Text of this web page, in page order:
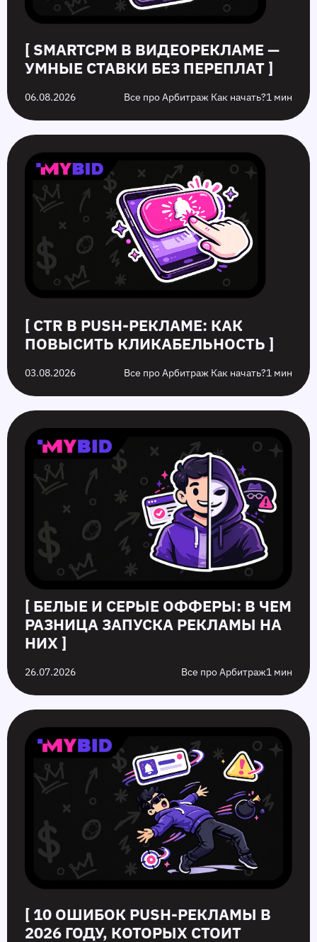
[ SMARTCPM В ВИДЕОРЕКЛАМЕ —
УМНЫЕ СТАВКИ БЕЗ ПЕРЕПЛАТ ]
06.08.2026 Все про Арбитраж Как начать?1 мин
[ CTR В PUSH-РЕКЛАМЕ: КАК
ПОВЫСИТЬ КЛИКАБЕЛЬНОСТЬ ]
03.08.2026 Все про Арбитраж Как начать?1 мин
[ БЕЛЫЕ И СЕРЫЕ ОФФЕРЫ: В ЧЕМ
РАЗНИЦА ЗАПУСКА РЕКЛАМЫ НА
НИХ ]
26.07.2026 Все про Арбитраж1 мин
[ 10 ОШИБОК PUSH‑РЕКЛАМЫ В
2026 ГОДУ, КОТОРЫХ СТОИТ